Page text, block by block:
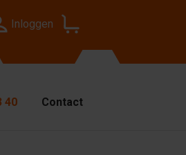
Inloggen
40 Contact